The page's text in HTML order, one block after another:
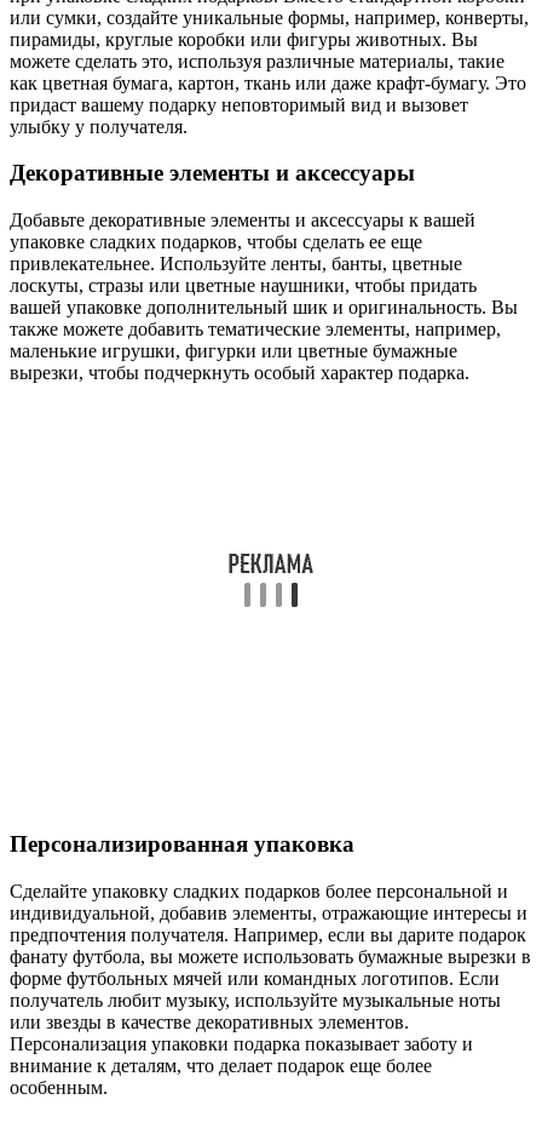
или сумки, создайте уникальные формы, например, конверты,
пирамиды, круглые коробки или фигуры животных. Вы
можете сделать это, используя различные материалы, такие
как цветная бумага, картон, ткань или даже крафт-бумагу. Это
придаст вашему подарку неповторимый вид и вызовет
улыбку у получателя.
Декоративные элементы и аксессуары
Добавьте декоративные элементы и аксессуары к вашей
упаковке сладких подарков, чтобы сделать ее еще
привлекательнее. Используйте ленты, банты, цветные
лоскуты, стразы или цветные наушники, чтобы придать
вашей упаковке дополнительный шик и оригинальность. Вы
также можете добавить тематические элементы, например,
маленькие игрушки, фигурки или цветные бумажные
вырезки, чтобы подчеркнуть особый характер подарка.
Персонализированная упаковка
Сделайте упаковку сладких подарков более персональной и
индивидуальной, добавив элементы, отражающие интересы и
предпочтения получателя. Например, если вы дарите подарок
фанату футбола, вы можете использовать бумажные вырезки в
форме футбольных мячей или командных логотипов. Если
получатель любит музыку, используйте музыкальные ноты
или звезды в качестве декоративных элементов.
Персонализация упаковки подарка показывает заботу и
внимание к деталям, что делает подарок еще более
особенным.